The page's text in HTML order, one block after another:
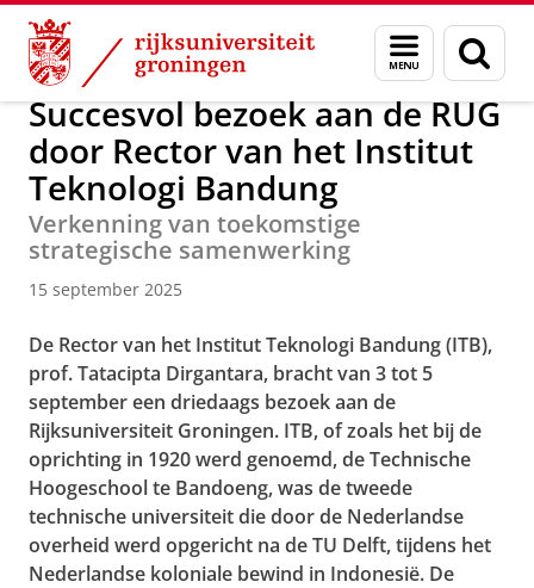
Skip
Content
Skip
Navigation
Menu
en
zoeken
Over ons Actueel Nieuws
Succesvol bezoek aan de RUG
door Rector van het Institut
Teknologi Bandung
Verkenning van toekomstige
strategische samenwerking
15 september 2025
De Rector van het Institut Teknologi Bandung (ITB),
prof. Tatacipta Dirgantara, bracht van 3 tot 5
september een driedaags bezoek aan de
Rijksuniversiteit Groningen. ITB, of zoals het bij de
oprichting in 1920 werd genoemd, de Technische
Hoogeschool te Bandoeng, was de tweede
technische universiteit die door de Nederlandse
overheid werd opgericht na de TU Delft, tijdens het
Nederlandse koloniale bewind in Indonesië. De